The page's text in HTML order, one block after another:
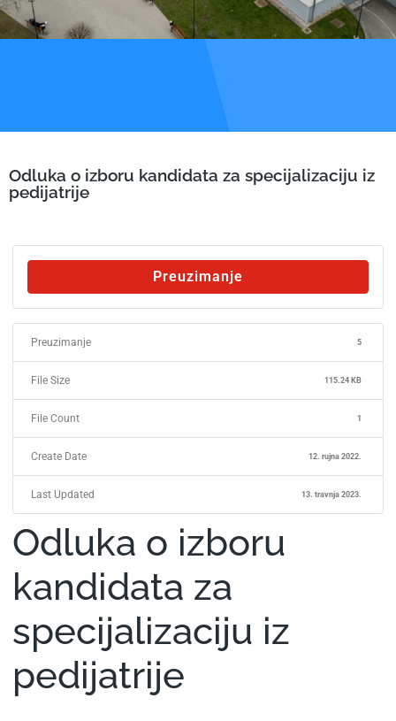
Odluka o izboru kandidata za specijalizaciju iz
pedijatrije
Preuzimanje
Preuzimanje 5
File Size 115.24 KB
File Count 1
Create Date 12. rujna 2022.
Last Updated 13. travnja 2023.
Odluka o izboru
kandidata za
specijalizaciju iz
pedijatrije